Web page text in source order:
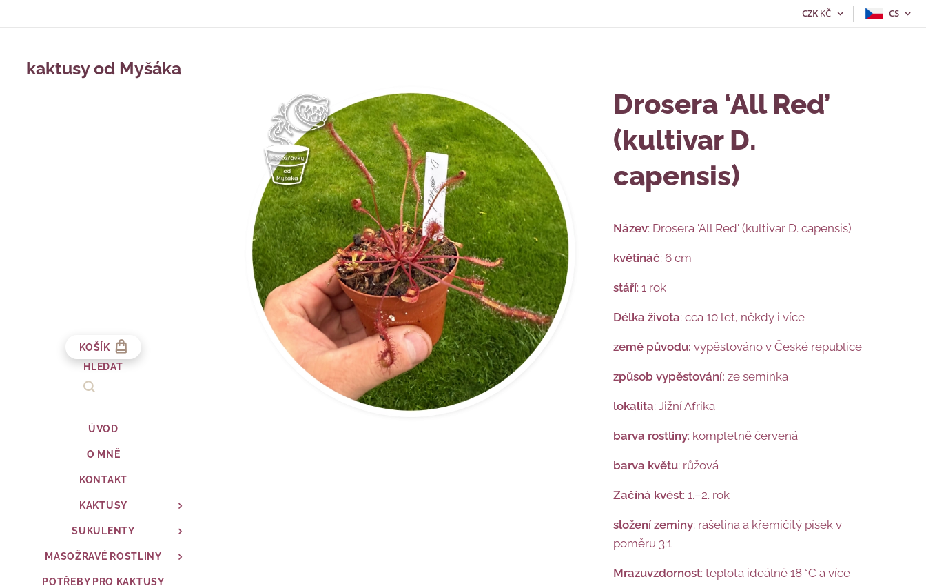
CZK KČ CS
kaktusy od Myšáka
KOŠÍK
HLEDAT
ÚVOD
O MNĚ
KONTAKT
KAKTUSY
SUKULENTY
MASOŽRAVÉ ROSTLINY
POTŘEBY PRO KAKTUSY
Drosera ‘All Red’
(kultivar D.
capensis)
Název: Drosera 'All Red' (kultivar D. capensis)
květináč: 6 cm
stáří: 1 rok
Délka života: cca 10 let, někdy i více
země původu: vypěstováno v České republice
způsob vypěstování:ze semínka
lokalita: Jižní Afrika
barva rostliny: kompletně červená
barva květu: růžová
Začíná kvést: 1.–2. rok
složení zeminy: rašelina a křemičitý písek v
poměru 3:1
Mrazuvzdornost: teplota ideálně 18 °C a více